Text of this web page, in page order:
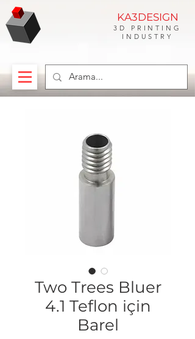
KA3DESIGN
3D PRINTING
INDUSTRY
Two Trees Bluer
4.1 Teflon için
Barel